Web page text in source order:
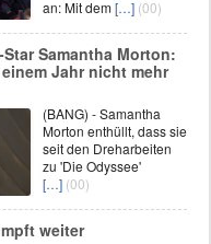
an: Mit dem[…] (00)
Samantha Morton:
Jahr nicht mehr
(BANG) - Samantha
Morton enthüllt, dass sie
seit den Dreharbeiten
zu 'Die Odyssee'
[…] (00)
weiter